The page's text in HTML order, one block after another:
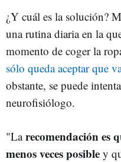
¿Y cuál es la solución?
una rutina diaria en la
momento de coger la
sólo queda aceptar que
obstante, se puede
neurofisiólogo.
"Larecomendación es
menos veces posible y